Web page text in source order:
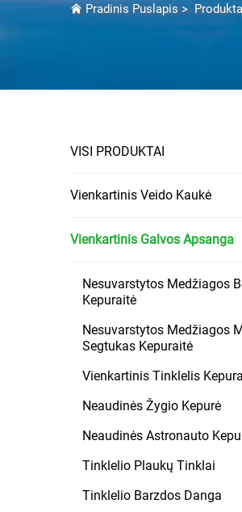
Pradinis Puslapis >
VISI PRODUKTAI
Vienkartinis Veido Kaukė
Vienkartinis Galvos Apsanga
Nesuvarstytos Medžiagos
Kepuraitė
Nesuvarstytos Medžiagos
Segtukas Kepuraitė
Vienkartinis Tinklelis
Neaudinės Žygio Kepurė
Neaudinės Astronauto
Tinklelio Plaukų Tinklai
Tinklelio Barzdos Danga